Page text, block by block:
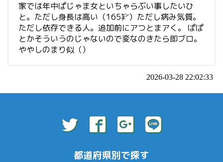
家では年中ぱじゃま女といちゃらぶい事したいひ
と。ただし身長は高い（165㌢）ただし病み気質。
ただし依存できる人。追加前にアつとまアく。 ぱぱ
とかそういうのじゃないので変なのきたら即ブロ。
ややしのまり似（）
2026-03-28 22:02:33
都道府県別で探す